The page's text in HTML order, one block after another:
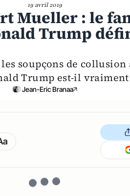
19 avril 2019
Mueller : le
Trump
soupçons de collusion
Trump est-il vraiment
Jean-Eric Branaa